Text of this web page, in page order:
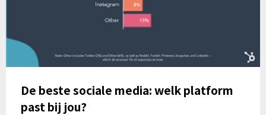
De beste sociale media: welk platform
past bij jou?